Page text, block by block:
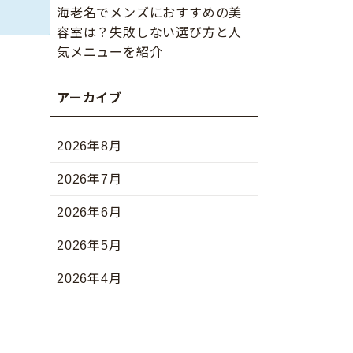
海老名でメンズにおすすめの美
容室は？失敗しない選び方と人
気メニューを紹介
2026年8月
2026年7月
2026年6月
2026年5月
2026年4月